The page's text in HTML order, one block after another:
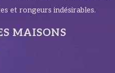
et rongeurs indésirables.
MAISONS